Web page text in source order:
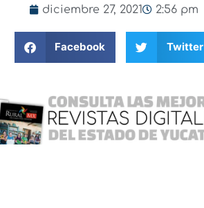
diciembre 27, 2021 2:56 pm
Facebook Twitter